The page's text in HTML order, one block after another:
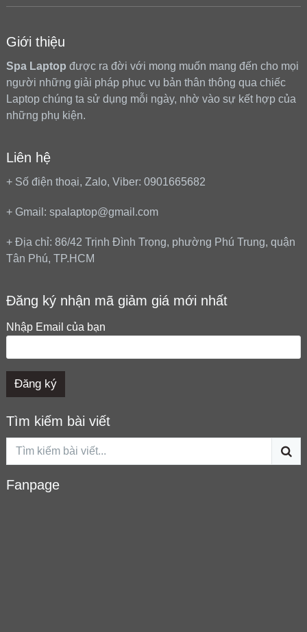
Giới thiệu
Spa Laptop được ra đời với mong muốn mang đến cho mọi
người những giải pháp phục vụ bản thân thông qua chiếc
Laptop chúng ta sử dụng mỗi ngày, nhờ vào sự kết hợp của
những phụ kiện.
Liên hệ
+ Số điện thoại, Zalo, Viber: 0901665682
+ Gmail: spalaptop@gmail.com
+ Địa chỉ: 86/42 Trịnh Đình Trọng, phường Phú Trung, quận
Tân Phú, TP.HCM
Đăng ký nhận mã giảm giá mới nhất
Nhập Email của bạn
Tìm kiếm bài viết
Fanpage